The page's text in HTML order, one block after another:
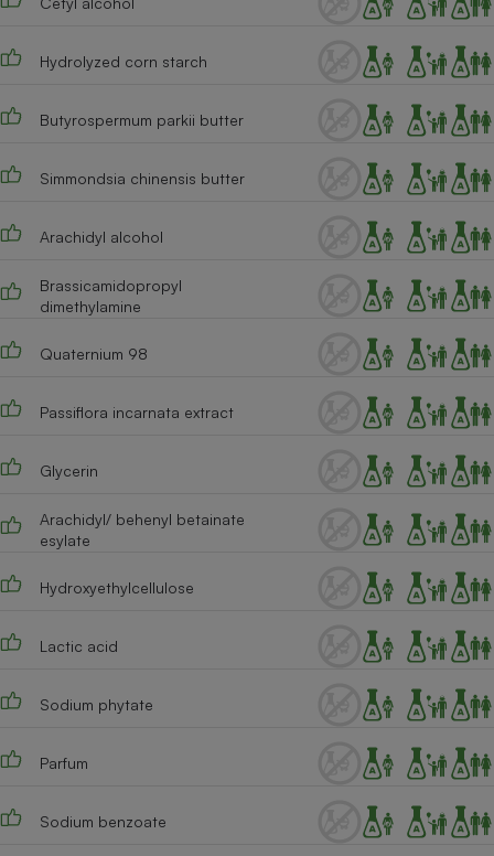
Hydrolyzed corn starch
Butyrospermum parkii butter
Simmondsia chinensis butter
Arachidyl alcohol
Brassicamidopropyl
dimethylamine
Quaternium 98
Passiflora incarnata extract
Glycerin
Arachidyl/ behenyl betainate
esylate
Hydroxyethylcellulose
Lactic acid
Sodium phytate
Parfum
Sodium benzoate
Plaque de cuisson à
induction
Climatiseur -
Ventilateur
Cafetière à expressos
Robot ménager
Téléphone mobile -
Antivirus
Climatiseur -
Ventilateur